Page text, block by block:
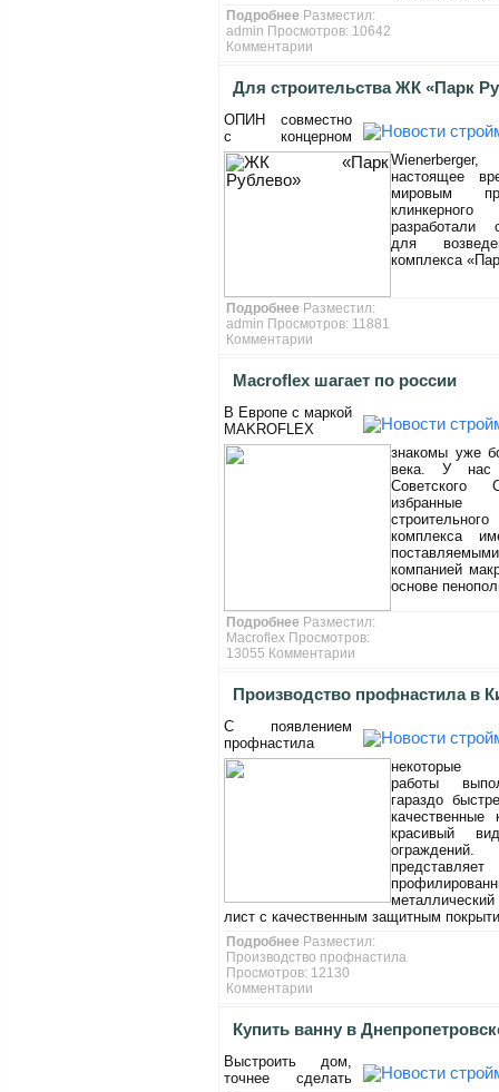
Подробнее Разместил:
admin Просмотров: 10642
Комментарии
Для строительства ЖК «Парк
будут использовать
кирпича
ОПИН совместно
с концерном
настоящее
мировым
разработали
для
комплекса
Подробнее Разместил:
admin Просмотров: 11881
Комментарии
Macroflex шагает по россии
В Европе с маркой
MAKROFLEX
знакомы уже
века. У нас
Советского
избранные
строительного
комплекса
компанией
основе
Подробнее Разместил:
Macroflex Просмотров:
13055 Комментарии
Производство профнастила в
С появлением
профнастила
некоторые
работы
гараздо
качественные
красивый
ограждений.
лист с качественным защитным
Подробнее Разместил:
Производство профнастила
Просмотров: 12130
Комментарии
Купить ванну в
Выстроить дом,
точнее сделать